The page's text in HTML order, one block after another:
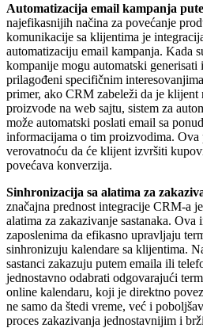
Automatizacija email kampanja
najefikasnijih načina za povećanje
komunikacije sa klijentima je
automatizaciju email kampanja. Kada
kompanije mogu automatski
prilagođeni specifičnim
primer, ako CRM zabeleži da je klijent
proizvode na web sajtu, sistem za
može automatski poslati email sa
informacijama o tim proizvodima. Ova
verovatnoću da će klijent izvršiti
povećava konverzija.
Sinhronizacija sa alatima za
značajna prednost integracije CRM-a
alatima za zakazivanje sastanaka. Ova
zaposlenima da efikasno upravljaju
sinhronizuju kalendare sa klijentima.
sastanci zakazuju putem emaila ili
jednostavno odabrati odgovarajući
online kalendaru, koji je direktno
ne samo da štedi vreme, već i
proces zakazivanja jednostavnijim i